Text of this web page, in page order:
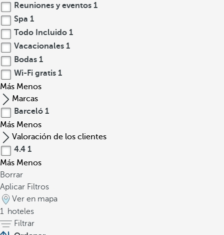
Reuniones y eventos 1
Spa 1
Todo Incluido 1
Vacacionales 1
Bodas 1
Wi-Fi gratis 1
Más Menos
Marcas
Barceló 1
Más Menos
Valoración de los clientes
4.4 1
Más Menos
Borrar
Aplicar Filtros
Ver en mapa
1 hoteles
Filtrar